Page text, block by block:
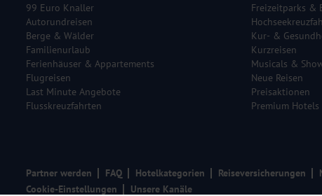
99 Euro Knaller
Autorundreisen
Berge & Wälder
Familienurlaub
Ferienhäuser & Appartements
Flugreisen
Last Minute Angebote
Flusskreuzfahrten
Freizeitparks &
Kur- &
Kurzreisen
Musicals &
Neue Reisen
Preisaktionen
Premium Hotels
Partner werden FAQ Hotelkategorien Reiseversicherungen
Cookie-Einstellungen
Unsere Kanäle